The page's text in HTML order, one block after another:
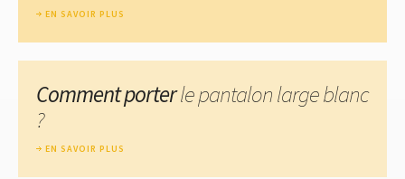
EN SAVOIR PLUS
Comment porterle pantalon large blanc
?
EN SAVOIR PLUS